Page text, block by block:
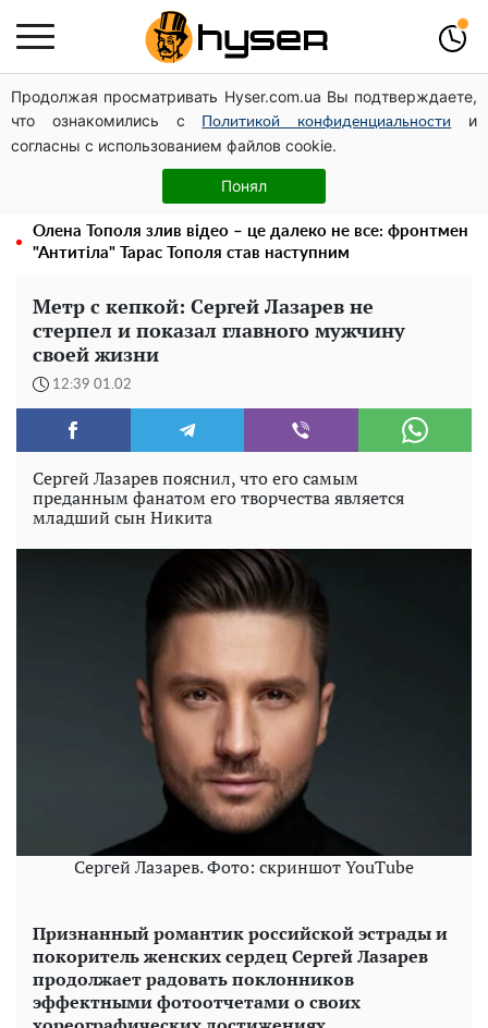
Продолжая просматривать Hyser.com.ua Вы подтверждаете,
что ознакомились с
Политикой конфиденциальности
и
согласны с использованием файлов cookie.
Понял
Дрони із націнкою: Олександр Конотопський вивів
мільйони оборонного бюджету через фіктивну фірму в
Естонії
Гола Олена Тополя у цікавих позах змусила відвисати
щелепи: злив відео – було лише початком
Олена Тополя злив відео – це далеко не все: фронтмен
"Антитіла" Тарас Тополя став наступним
Метр с кепкой: Сергей Лазарев не
стерпел и показал главного мужчину
своей жизни
12:39 01.02
Сергей Лазарев пояснил, что его самым
преданным фанатом его творчества является
младший сын Никита
Сергей Лазарев. Фото: скриншот YouTube
Признанный романтик российской эстрады и
покоритель женских сердец Сергей Лазарев
продолжает радовать поклонников
эффектными фотоотчетами о своих